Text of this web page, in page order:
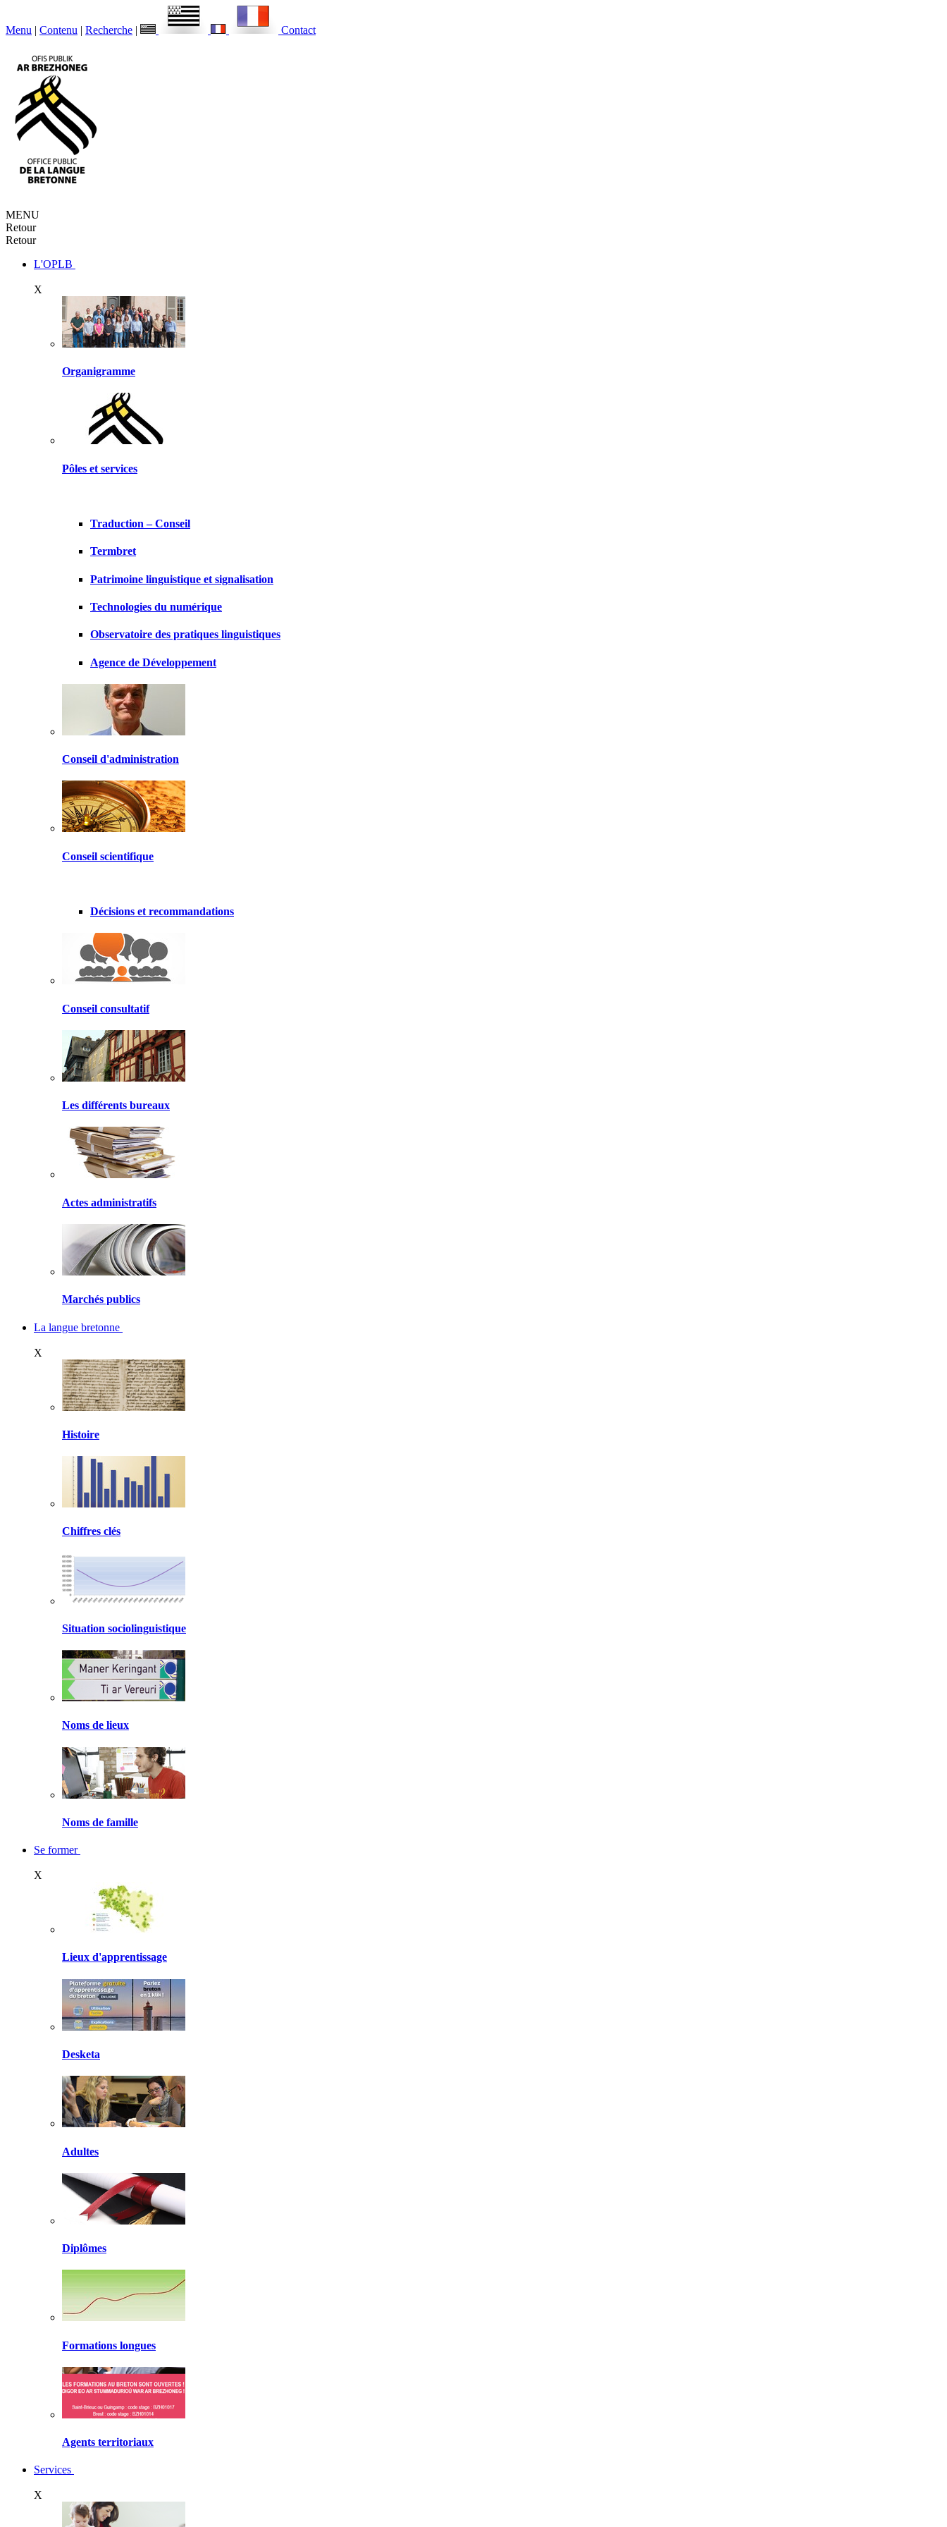
Menu | Contenu | Recherche | Contact
MENU
Retour
Retour
L'OPLB
X
Organigramme
Pôles et services
Traduction – Conseil
Termbret
Patrimoine linguistique et signalisation
Technologies du numérique
Observatoire des pratiques linguistiques
Agence de Développement
Conseil d'administration
Conseil scientifique
Décisions et recommandations
Conseil consultatif
Les différents bureaux
Actes administratifs
Marchés publics
La langue bretonne
X
Histoire
Chiffres clés
Situation sociolinguistique
Noms de lieux
Noms de famille
Se former
X
Lieux d'apprentissage
Desketa
Adultes
Diplômes
Formations longues
Agents territoriaux
Services
X